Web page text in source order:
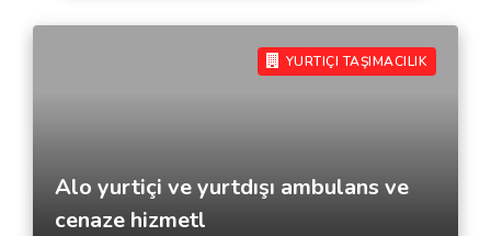
YURTIÇI TAŞIMACILIK
Alo yurtiçi ve yurtdışı ambulans ve
cenaze hizmetl